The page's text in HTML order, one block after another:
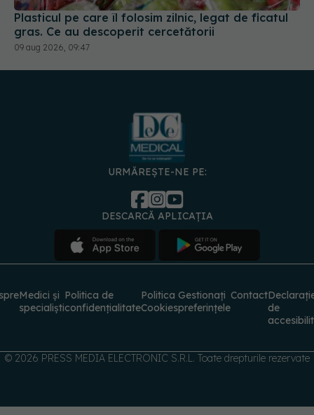
Plasticul pe care îl folosim zilnic, legat de ficatul
gras. Ce au descoperit cercetătorii
09 aug 2026, 09:47
URMĂREȘTE-NE PE:
DESCARCĂ APLICAȚIA
specialiști confidențialitate Cookies preferințele
de
© 2026 PRESS MEDIA ELECTRONIC S.R.L. Toate drepturile rezervate